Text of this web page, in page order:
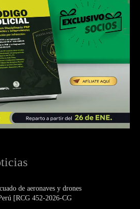
de aeronaves y drones
[RCG 452-2026-CG